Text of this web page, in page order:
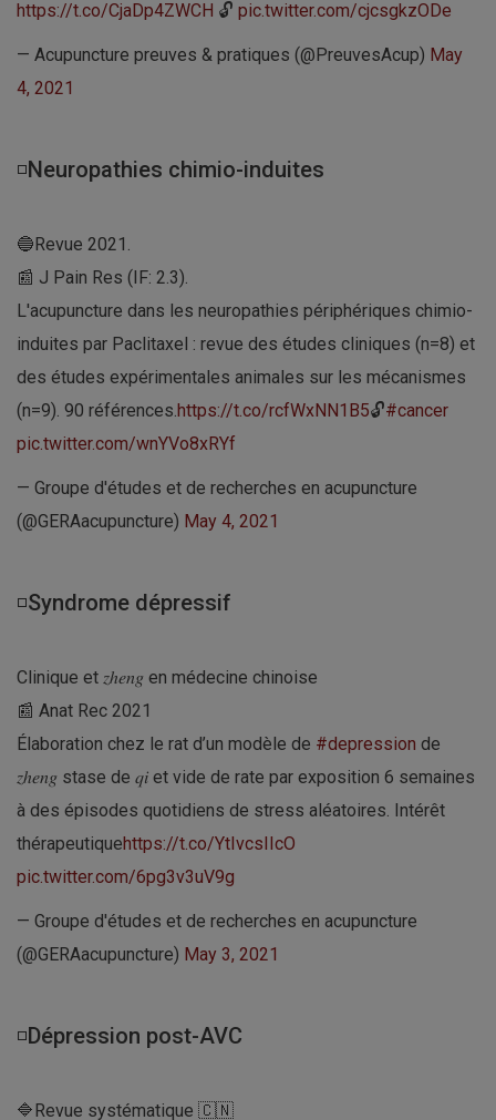
https://t.co/CjaDp4ZWCH 🔓 pic.twitter.com/cjcsgkzODe
— Acupuncture preuves & pratiques (@PreuvesAcup) May
4, 2021
◽Neuropathies chimio-induites
🔵Revue 2021.
📰 J Pain Res (IF: 2.3).
L'acupuncture dans les neuropathies périphériques chimio-
induites par Paclitaxel : revue des études cliniques (n=8) et
des études expérimentales animales sur les mécanismes
(n=9). 90 références.https://t.co/rcfWxNN1B5🔓#cancer
pic.twitter.com/wnYVo8xRYf
— Groupe d'études et de recherches en acupuncture
(@GERAacupuncture) May 4, 2021
◽Syndrome dépressif
Clinique et 𝑧ℎ𝑒𝑛𝑔 en médecine chinoise
📰 Anat Rec 2021
Élaboration chez le rat d’un modèle de #depression de
𝑧ℎ𝑒𝑛𝑔 stase de 𝑞𝑖 et vide de rate par exposition 6 semaines
à des épisodes quotidiens de stress aléatoires. Intérêt
thérapeutiquehttps://t.co/YtIvcsIIcO
pic.twitter.com/6pg3v3uV9g
— Groupe d'études et de recherches en acupuncture
(@GERAacupuncture) May 3, 2021
◽Dépression post-AVC
🔷Revue systématique 🇨🇳